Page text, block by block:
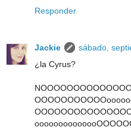
Responder
Jackie
sábado,
¿la Cyrus?